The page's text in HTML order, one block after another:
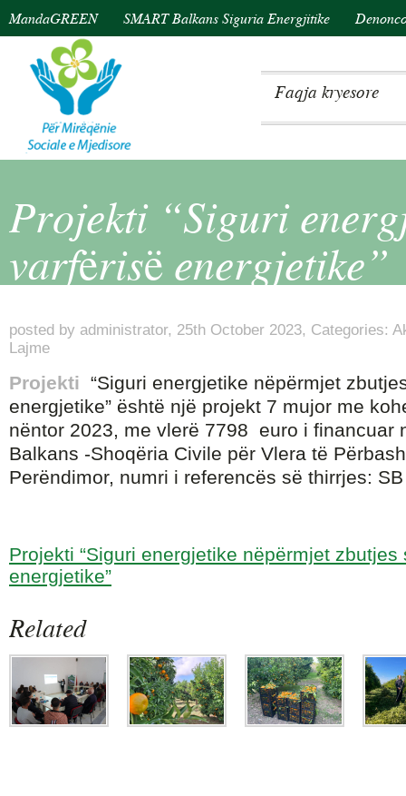
MandaGREEN SMART Balkans Siguria Energjitike
Faqja kryesore
Projekti “Siguri
varfërisë energjetike”
posted by administrator, 25th October 2023, Categories:
Lajme
Projekti “Siguri energjetike nëpërmjet
energjetike” është një projekt 7 mujor me
nëntor 2023, me vlerë 7798 euro i financuar
Balkans -Shoqëria Civile për Vlera të
Perëndimor, numri i referencës së thirrjes:
Projekti “Siguri energjetike nëpërmjet zbutjes
energjetike”
Related